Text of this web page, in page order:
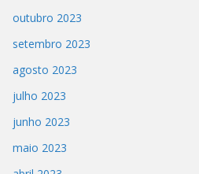
outubro 2023
setembro 2023
agosto 2023
julho 2023
junho 2023
maio 2023